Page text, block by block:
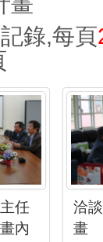
錄,每頁
任
內
洽
畫